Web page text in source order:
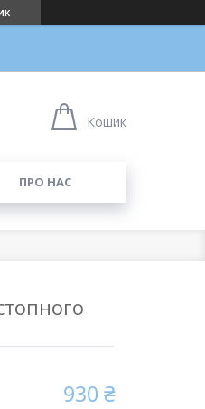
Кошик
ПРО НАС
930 ₴